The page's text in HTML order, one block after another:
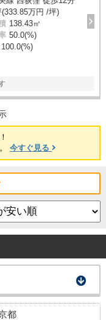
(333.85万円 /坪)
138.43㎡
50.0(%)
100.0(%)
今すぐ見る
都